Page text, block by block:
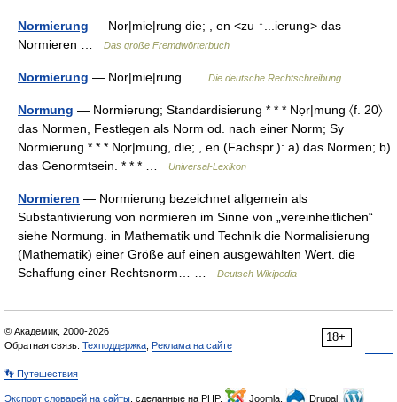
Normierung — Nor|mie|rung die; , en <zu ↑...ierung> das
Normieren …
Das große Fremdwörterbuch
Normierung — Nor|mie|rung … Die deutsche Rechtschreibung
Normung — Normierung; Standardisierung * * * Nọr|mung 〈f. 20〉
das Normen, Festlegen als Norm od. nach einer Norm; Sy
Normierung * * * Nọr|mung, die; , en (Fachspr.): a) das Normen; b)
das Genormtsein. * * * …
Universal-Lexikon
Normieren — Normierung bezeichnet allgemein als
Substantivierung von normieren im Sinne von „vereinheitlichen“
siehe Normung. in Mathematik und Technik die Normalisierung
(Mathematik) einer Größe auf einen ausgewählten Wert. die
Schaffung einer Rechtsnorm… …
Deutsch Wikipedia
18+
© Академик, 2000-2026
Обратная связь: Техподдержка Реклама на сайте
👣 Путешествия
Экспорт словарей на сайты , сделанные на PHP, Joomla, Drupal,